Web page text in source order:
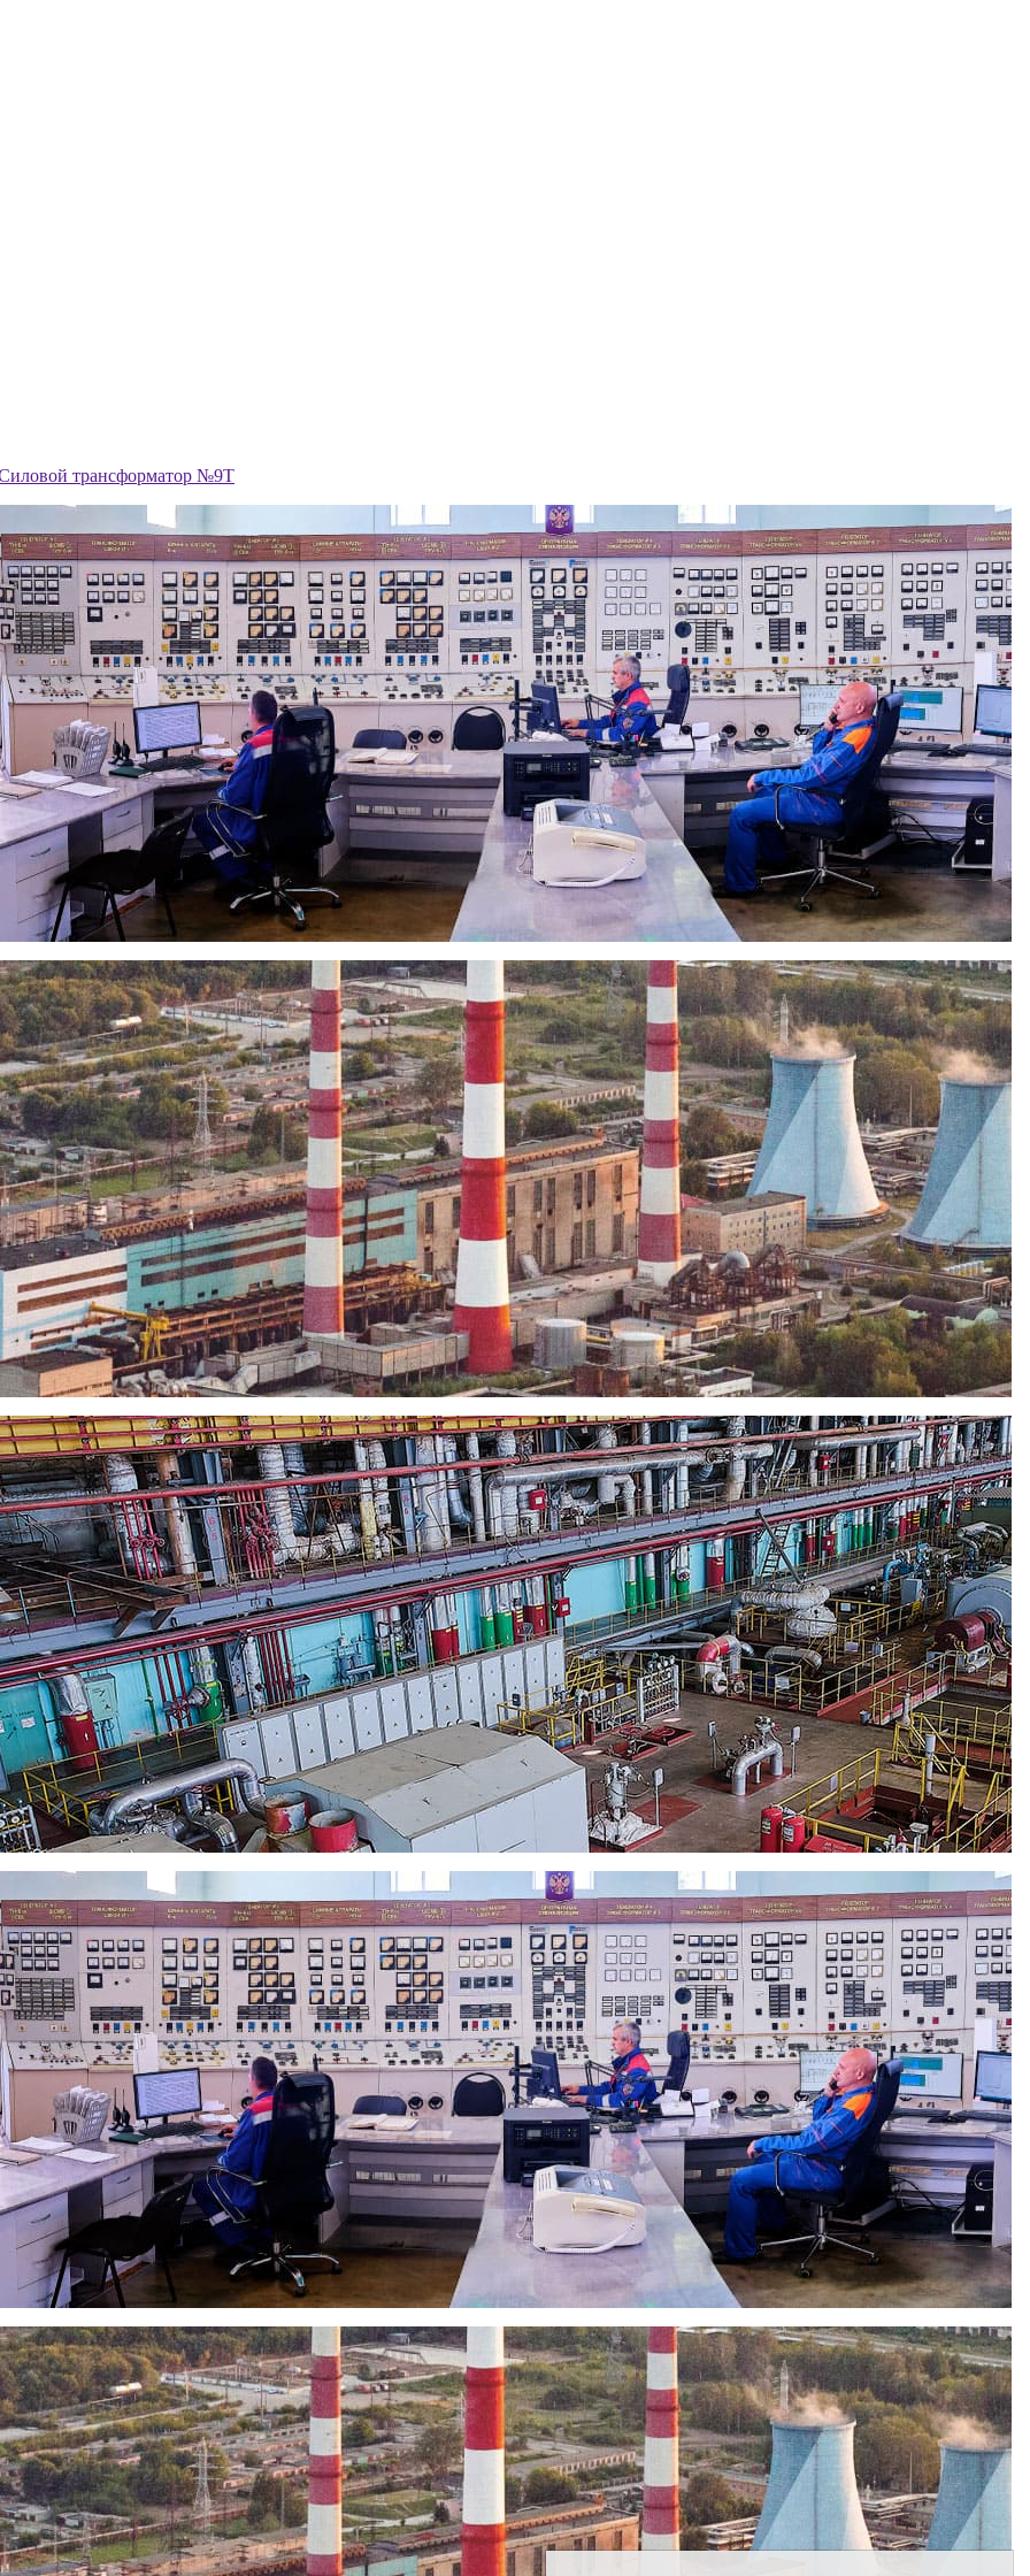
трансформатор №9Т
мощностей в Рязанском филиале ООО «Ново-Рязанская ТЭЦ» был реализован проект по замене силового трансформатора
Тольяттинским электротехническим заводом в 1970 году, в августе был введен в эксплуатацию новый
PN (У1), который предназначен для выдачи электрической мощности от турбогенератора №9 в энергосистему через
электрическая мощность нового трансформатора составляет 125 МВА, номинальное напряжение – 110/10,5 киловольт.
трансформатора выполнены в максимально короткие сроки. На основании разрешений Рязанского регионального
8 августа 2025 года произведено включение нового трансформатора в энергосистему страны.
выдачи мощности в объединенную энергосистему, надежность электроснабжения собственных нужд станции и
с помощью формы обратной связи
дом 23